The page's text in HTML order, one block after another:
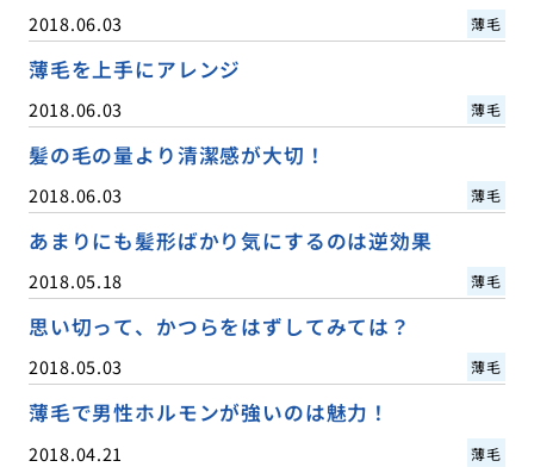
2018.06.03 薄毛
薄毛を上手にアレンジ
2018.06.03 薄毛
髪の毛の量より清潔感が大切！
2018.06.03 薄毛
あまりにも髪形ばかり気にするのは逆効果
2018.05.18 薄毛
思い切って、かつらをはずしてみては？
2018.05.03 薄毛
薄毛で男性ホルモンが強いのは魅力！
2018.04.21 薄毛